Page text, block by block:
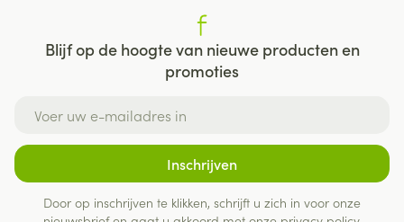
Blijf op de hoogte van nieuwe producten en
promoties
Inschrijven
Door op inschrijven te klikken, schrijft u zich in voor onze